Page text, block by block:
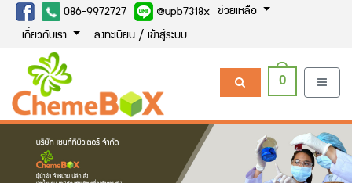
086-9972727 @upb7318x ช่วยเหลือ
เกี่ยวกับเรา ลงทะเบียน / เข้าสู่ระบบ
0